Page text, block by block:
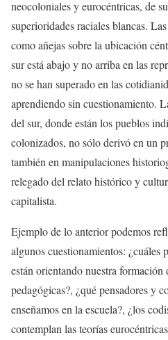
neocoloniales y eurocéntricas, de
superioridades raciales blancas.
como añejas sobre la ubicación
sur está abajo y no arriba en las
no se han superado en las
aprendiendo sin cuestionamiento.
del sur, donde están los pueblos
colonizados, no sólo derivó en un
también en manipulaciones
relegado del relato histórico y
capitalista.
Ejemplo de lo anterior podemos
algunos cuestionamientos: ¿cuáles
están orientando nuestra formación
pedagógicas?, ¿qué pensadores y
enseñamos en la escuela?, ¿los
contemplan las teorías